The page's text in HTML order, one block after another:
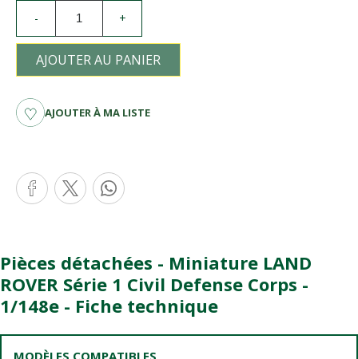
- +
AJOUTER AU PANIER
AJOUTER À MA LISTE
Pièces détachées - Miniature LAND
ROVER Série 1 Civil Defense Corps -
1/148e - Fiche technique